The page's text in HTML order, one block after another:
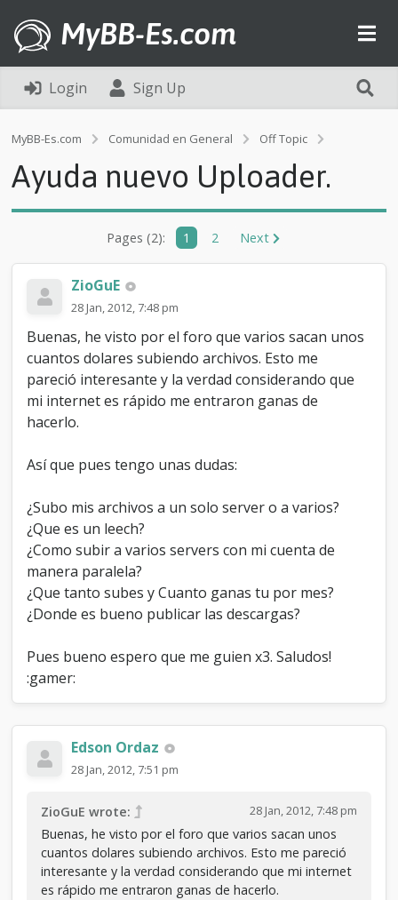
MyBB-Es.com
Login Sign Up
MyBB-Es.com Comunidad en General Off Topic
a
l
a
d
Ayuda nuevo Uploader.
Pages (2): 1 2 Next
ZioGuE
28 Jan, 2012, 7:48 pm
Buenas, he visto por el foro que varios sacan unos
cuantos dolares subiendo archivos. Esto me
pareció interesante y la verdad considerando que
mi internet es rápido me entraron ganas de
hacerlo.
Así que pues tengo unas dudas:
¿Subo mis archivos a un solo server o a varios?
¿Que es un leech?
¿Como subir a varios servers con mi cuenta de
manera paralela?
¿Que tanto subes y Cuanto ganas tu por mes?
¿Donde es bueno publicar las descargas?
Pues bueno espero que me guien x3. Saludos!
:gamer:
Edson Ordaz
28 Jan, 2012, 7:51 pm
28 Jan, 2012, 7:48 pm
ZioGuE wrote:
Buenas, he visto por el foro que varios sacan unos
cuantos dolares subiendo archivos. Esto me pareció
interesante y la verdad considerando que mi internet
es rápido me entraron ganas de hacerlo.